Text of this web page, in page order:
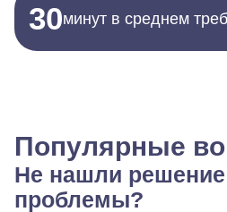
30минут в среднем
Популярные
Не нашли решение
проблемы?